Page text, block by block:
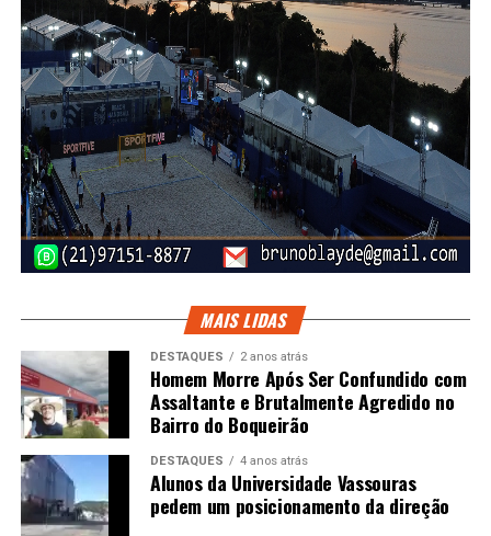
MAIS LIDAS
DESTAQUES 2 anos atrás
Homem Morre Após Ser Confundido com
Assaltante e Brutalmente Agredido no
Bairro do Boqueirão
DESTAQUES 4 anos atrás
Alunos da Universidade Vassouras
pedem um posicionamento da direção